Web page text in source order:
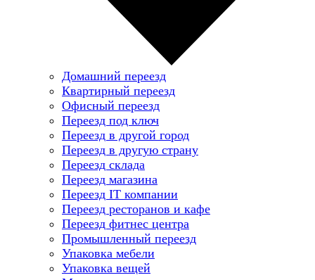
Домашний переезд
Квартирный переезд
Офисный переезд
Переезд под ключ
Переезд в другой город
Переезд в другую страну
Переезд склада
Переезд магазина
Переезд IT компании
Переезд ресторанов и кафе
Переезд фитнес центра
Промышленный переезд
Упаковка мебели
Упаковка вещей